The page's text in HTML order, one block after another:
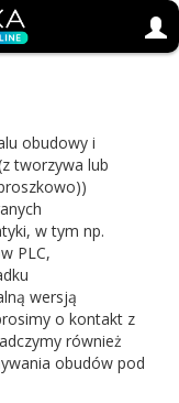
obudowy i
tworzywa lub
w tym np.
PLC,
wersją
o kontakt z
również
obudów pod